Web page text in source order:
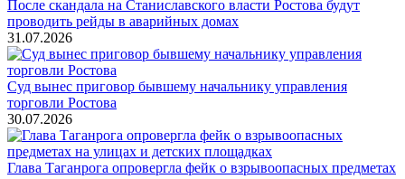
После скандала на Станиславского власти Ростова будут
проводить рейды в аварийных домах
31.07.2026
Суд вынес приговор бывшему начальнику управления
торговли Ростова
30.07.2026
Глава Таганрога опровергла фейк о взрывоопасных предметах